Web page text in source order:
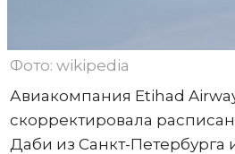
Фото: wikipedia
Авиакомпания Etihad
скорректировала
Даби из Санкт-Петербурга